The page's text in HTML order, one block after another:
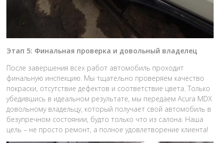
Этап 5: Финальная проверка и довольный владелец
После завершения всех работ автомобиль проходит
финальную инспекцию. Мы тщательно проверяем качество
покраски, отсутствие дефектов и соответствие цвета. Только
убедившись в идеальном результате, мы передаем Acura MDX
довольному владельцу, который получает свой автомобиль в
безупречном состоянии, будто только что из салона. Наша
цель – не просто ремонт, а полное удовлетворение клиента!